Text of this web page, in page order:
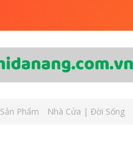
Sản Phẩm Nhà Cửa | Đời Sống